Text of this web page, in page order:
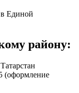
Единой
району:
(оформление